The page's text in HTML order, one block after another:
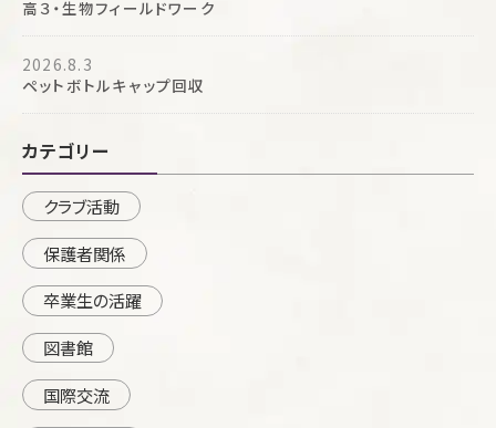
高３・生物フィールドワーク
2026.8.3
ペットボトルキャップ回収
カテゴリー
クラブ活動
保護者関係
卒業生の活躍
図書館
国際交流